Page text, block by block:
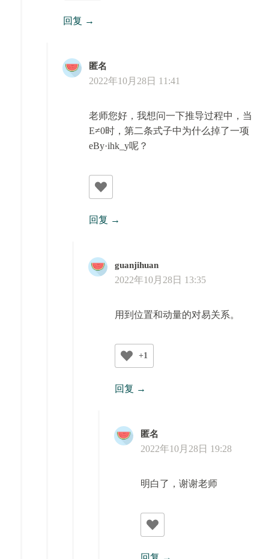
回复
匿名
2022年10月28日 11:41
老师您好，我想问一下推导过程中，当
E≠0时，第二条式子中为什么掉了一项
eBy·ihk_y呢？
回复
guanjihuan
2022年10月28日 13:35
用到位置和动量的对易关系。
+1
回复
匿名
2022年10月28日 19:28
明白了，谢谢老师